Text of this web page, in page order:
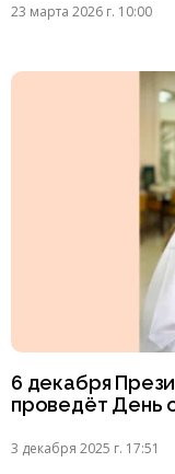
23 марта 2026 г. 10:00
6 декабря
проведёт День
3 декабря 2025 г. 17:51